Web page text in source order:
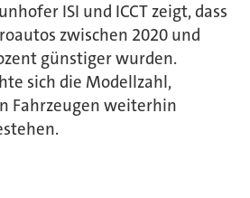
ISI und ICCT zeigt, dass
zwischen 2020 und
günstiger wurden.
sich die Modellzahl,
Fahrzeugen weiterhin